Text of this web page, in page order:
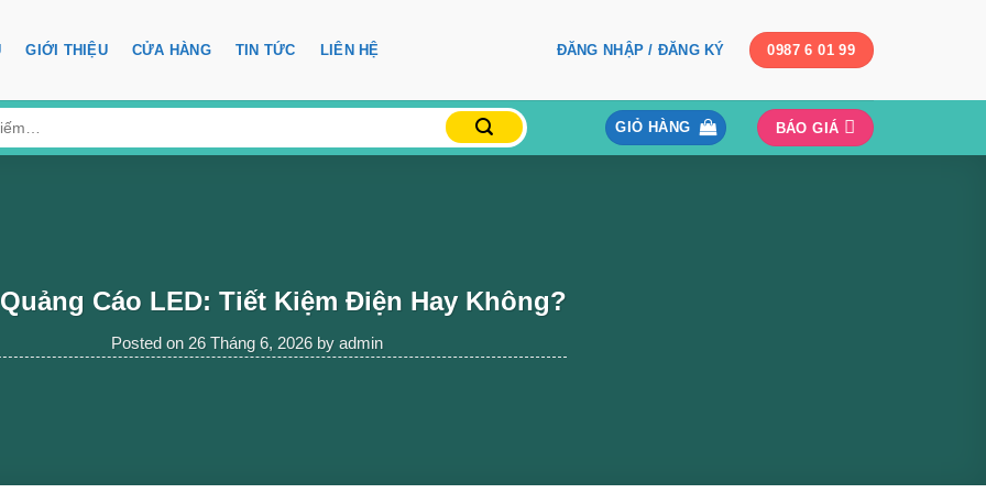
GIỚI THIỆU CỬA HÀNG TIN TỨC LIÊN HỆ ĐĂNG NHẬP / ĐĂNG KÝ 0987 6 01 99
GIỎ HÀNG BÁO GIÁ
Cáo LED: Tiết Kiệm Điện Hay Không?
Posted on 26 Tháng 6, 2026by admin